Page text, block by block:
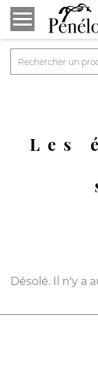
Les
Désolé. Il n'y a